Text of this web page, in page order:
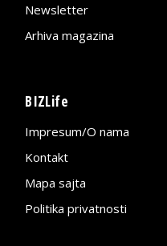
Newsletter
Arhiva magazina
BIZLife
Impresum/O nama
Kontakt
Mapa sajta
Politika privatnosti